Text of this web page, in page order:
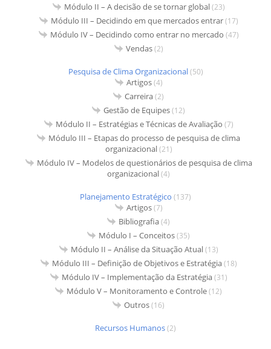
Módulo II – A decisão de se tornar global(23)
Módulo III – Decidindo em que mercados entrar(17)
Módulo IV – Decidindo como entrar no mercado (47)
Vendas(2)
Pesquisa de Clima Organizacional(50)
Artigos(4)
Carreira(2)
Gestão de Equipes(12)
Módulo II – Estratégias e Técnicas de Avaliação (7)
Módulo III – Etapas do processo de pesquisa de clima
organizacional(21)
Módulo IV – Modelos de questionários de pesquisa de clima
organizacional(4)
Planejamento Estratégico (137)
Artigos(7)
Bibliografia(4)
Módulo I – Conceitos(35)
Módulo II – Análise da Situação Atual(13)
Módulo III – Definição de Objetivos e Estratégia(18)
Módulo IV – Implementação da Estratégia(31)
Módulo V – Monitoramento e Controle(12)
Outros(16)
Recursos Humanos(2)